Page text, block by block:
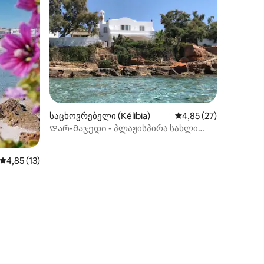
საშუალო შეფასებაა 5‑დან 4,85, 13 მიმოხილვა
4,85 (13)
საცხოვრებელი (Kélibia) საშუალო შეფასებაა
4,85 (27)
Დარ-მაჯედი - პლაჟისპირა სახლი